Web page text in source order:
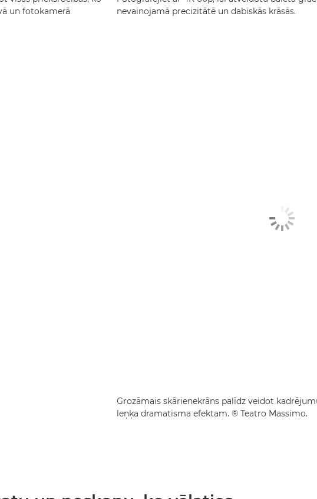
un fotokamerā
nevainojamā precizitātē un dabiskās krāsās.
Grozāmais skārienekrāns palīdz veidot
leņķa dramatisma efektam. ® Teatro Massimo.